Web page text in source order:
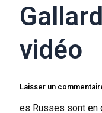
vidéo
Laisser un
es Russes sont en